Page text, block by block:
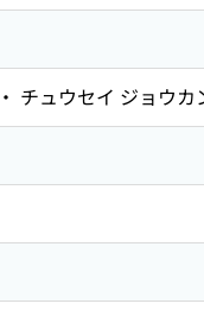
チュウセイ ジョウカ